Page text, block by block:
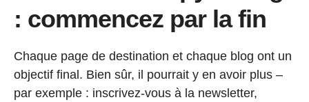
: commencez par la fin
Chaque page de destination et chaque blog ont un
objectif final. Bien sûr, il pourrait y en avoir plus –
par exemple : inscrivez-vous à la newsletter,